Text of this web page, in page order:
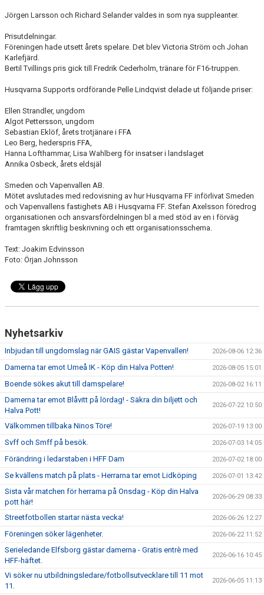
ISSA ISKANDERS MINNESFOND
BOKA DIN HEMMAVINSTLOTT SMIDIGT HÄR
BÖRJA SPELA FOTBOLL I HUSQVARNA FF
BLÅ TRÅDEN
HFF´S VÄRDEGRUND
"VAPENDRAGARE 2026"
FRITIDSKORTET/AVGIFTER
Jörgen Larsson och Richard Selander valdes in som nya suppleanter.
Prisutdelningar.
Föreningen hade utsett årets spelare. Det blev Victoria Ström och Johan
Karlefjärd.
Bertil Tvillings pris gick till Fredrik Cederholm, tränare för F16-truppen.
Husqvarna Supports ordförande Pelle Lindqvist delade ut följande priser:
Ellen Strandler, ungdom
Algot Pettersson, ungdom
Sebastian Eklöf, årets trotjänare i FFA
Leo Berg, hederspris FFA,
Hanna Lofthammar, Lisa Wahlberg för insatser i landslaget
Annika Osbeck, årets eldsjäl
Smeden och Vapenvallen AB.
Mötet avslutades med redovisning av hur Husqvarna FF införlivat Smeden
och Vapenvallens fastighets AB i Husqvarna FF. Stefan Axelsson föredrog
organisationen och ansvarsfördelningen bl a med stöd av en i förväg
framtagen skriftlig beskrivning och ett organisationsschema.
Text: Joakim Edvinsson
Foto: Örjan Johnsson
Nyhetsarkiv
Inbjudan till ungdomslag när GAIS gästar Vapenvallen! 2026-08-06 12:36
Damerna tar emot Umeå IK - Köp din Halva Potten! 2026-08-05 15:01
Boende sökes akut till damspelare! 2026-08-02 16:11
Damerna tar emot Blåvitt på lördag! - Säkra din biljett och
Halva Pott!
2026-07-22 10:50
Välkommen tillbaka Ninos Töre! 2026-07-19 13:00
Svff och Smff på besök. 2026-07-03 14:05
Förändring i ledarstaben i HFF Dam 2026-07-02 18:00
Se kvällens match på plats - Herrarna tar emot Lidköping 2026-07-01 13:42
Sista vår matchen för herrarna på Onsdag - Köp din Halva
pott här!
2026-06-29 08:33
Streetfotbollen startar nästa vecka! 2026-06-26 12:27
Föreningen söker lägenheter. 2026-06-22 11:52
Serieledande Elfsborg gästar damerna - Gratis entrè med
HFF-häftet.
2026-06-16 10:45
Vi söker nu utbildningsledare/fotbollsutvecklare till 11 mot
11.
2026-06-05 11:13